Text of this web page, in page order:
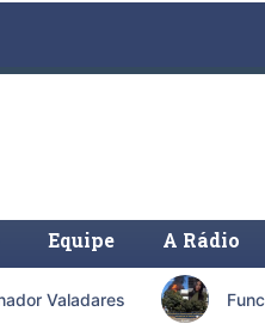
Equipe A Rádio
Valadares